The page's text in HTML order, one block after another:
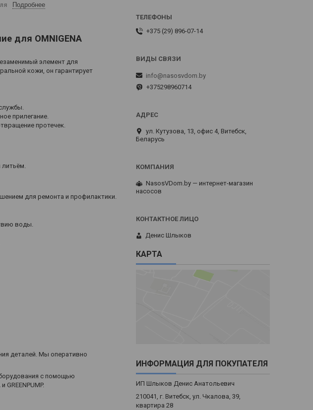
Подробнее
для OMNIGENA
элемент для
кожи, он гарантирует
прилегание.
протечек.
литьём.
для ремонта и профилактики.
воды.
деталей. Мы оперативно
с помощью
+375 (29) 896-07-14
info@nasosvdom.by
+375298960714
ул. Кутузова, 13, офис 4, Витебск,
Беларусь
NasosVDom.by — интернет-магазин
насосов
Денис Шлыков
КАРТА
ИНФОРМАЦИЯ ДЛЯ ПОКУПАТЕЛЯ
ИП Шлыков Денис Анатольевич
210041, г. Витебск, ул. Чкалова, 39,
квартира 28